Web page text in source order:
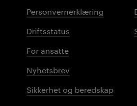
Personvernerklæring
Driftsstatus
For ansatte
Nyhetsbrev
Sikkerhet og beredskap